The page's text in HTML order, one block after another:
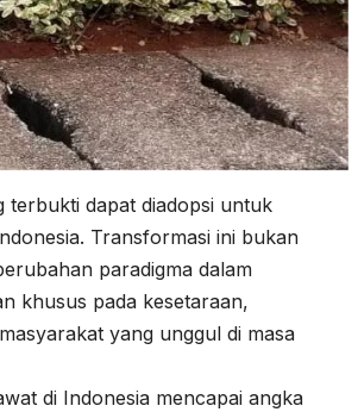
terbukti dapat diadopsi untuk
Transformasi ini bukan
paradigma dalam
khusus pada kesetaraan,
yang unggul di masa
di Indonesia mencapai angka